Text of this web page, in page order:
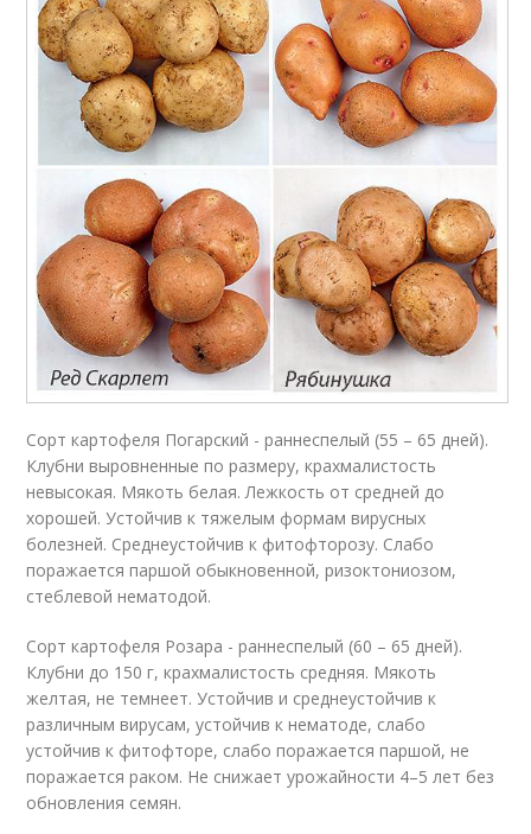
Сорт картофеля Погарский - раннеспелый (55 – 65 дней).
Клубни выровненные по размеру, крахмалистость
невысокая. Мякоть белая. Лежкость от средней до
хорошей. Устойчив к тяжелым формам вирусных
болезней. Среднеустойчив к фитофторозу. Слабо
поражается паршой обыкновенной, ризоктониозом,
стеблевой нематодой.
Сорт картофеля Розара - раннеспелый (60 – 65 дней).
Клубни до 150 г, крахмалистость средняя. Мякоть
желтая, не темнеет. Устойчив и среднеустойчив к
различным вирусам, устойчив к нематоде, слабо
устойчив к фитофторе, слабо поражается паршой, не
поражается раком. Не снижает урожайности 4–5 лет без
обновления семян.